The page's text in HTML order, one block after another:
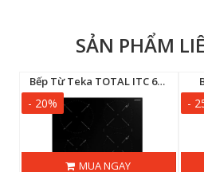
SẢN PHẨM
Bếp Từ Teka TOTAL ITC 64630 BK MST
- 20%
MUA NGAY
-